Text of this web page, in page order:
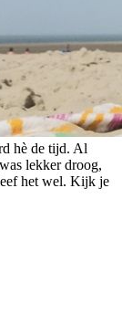
hè de tijd. Al
lekker droog,
het wel. Kijk je